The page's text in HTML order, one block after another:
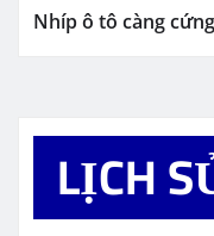
Nhíp ô tô càng
LỊCH